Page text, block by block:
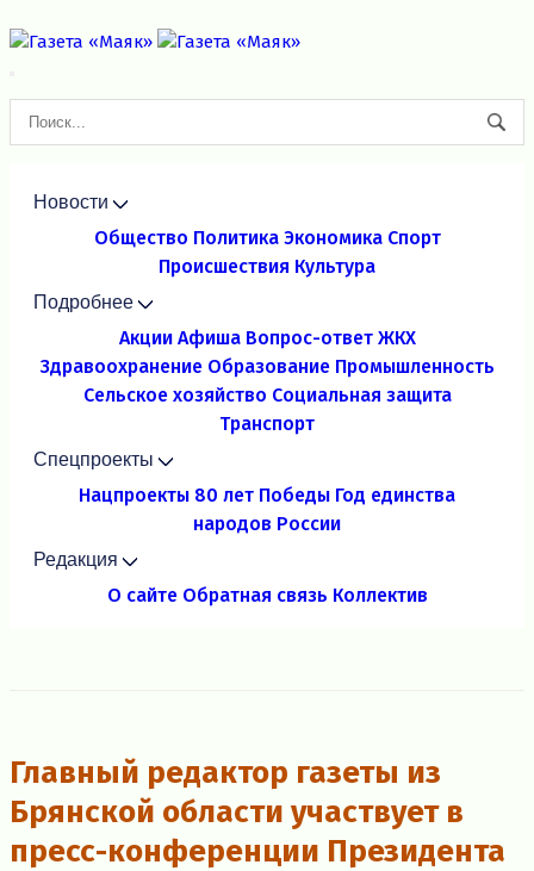
Новости
Общество Политика Экономика Спорт
Происшествия Культура
Подробнее
Акции Афиша Вопрос-ответ ЖКХ
Здравоохранение Образование Промышленность
Сельское хозяйство Социальная защита
Транспорт
Спецпроекты
Нацпроекты 80 лет Победы Год единства
народов России
Редакция
О сайте Обратная связь Коллектив
Главный редактор газеты из
Брянской области участвует в
пресс-конференции Президента